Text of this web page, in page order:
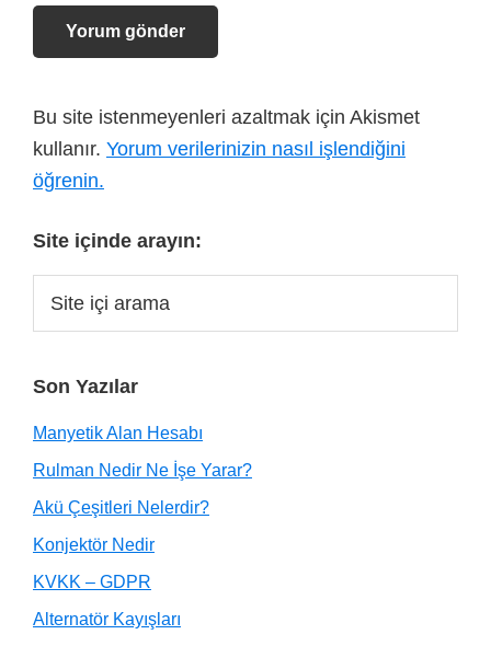
Bu site istenmeyenleri azaltmak için Akismet
kullanır. Yorum verilerinizin nasıl işlendiğini
öğrenin.
Site içinde arayın:
Son Yazılar
Manyetik Alan Hesabı
Rulman Nedir Ne İşe Yarar?
Akü Çeşitleri Nelerdir?
Konjektör Nedir
KVKK – GDPR
Alternatör Kayışları